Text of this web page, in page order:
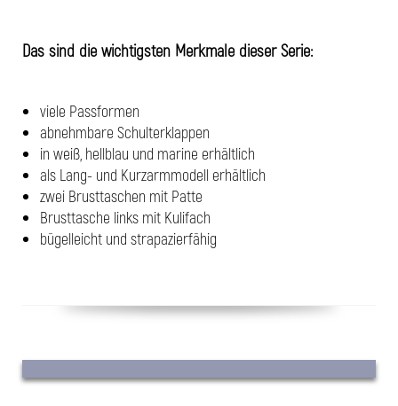
Das sind die wichtigsten Merkmale dieser Serie:
viele Passformen
abnehmbare Schulterklappen
in weiß, hellblau und marine erhältlich
als Lang- und Kurzarmmodell erhältlich
zwei Brusttaschen mit Patte
Brusttasche links mit Kulifach
bügelleicht und strapazierfähig